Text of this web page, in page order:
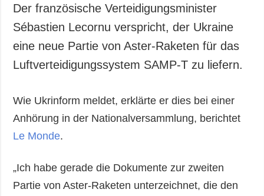
Militär
Gesellschaft und
Kultur
Sport
Notstand und
Notfälle
personenbezogener
Daten
ZUSÄTZLICH
Interview
Der französische Verteidigungsminister
Sébastien Lecornu verspricht, der Ukraine
eine neue Partie von Aster-Raketen für das
Luftverteidigungssystem SAMP-T zu liefern.
Wie Ukrinform meldet, erklärte er dies bei einer
Anhörung in der Nationalversammlung, berichtet
Le Monde.
„Ich habe gerade die Dokumente zur zweiten
Partie von Aster-Raketen unterzeichnet, die den